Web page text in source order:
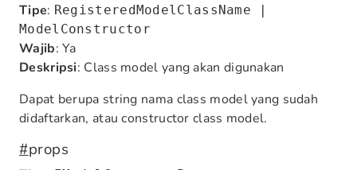
Tipe: RegisteredModelClassName |
ModelConstructor
Wajib: Ya
Deskripsi: Class model yang akan digunakan
Dapat berupa string nama class model yang sudah
didaftarkan, atau constructor class model.
#props